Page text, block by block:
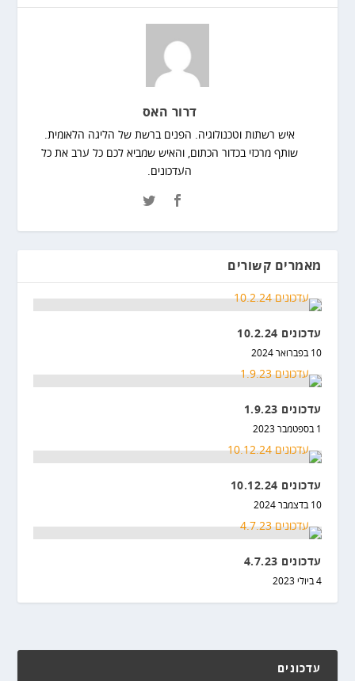
דרור האס
איש רשתות וטכנולוגיה. הפנים ברשת של הליגה הלאומית.
שותף מרכזי בכדור הכתום, והאיש שמביא לכם כל ערב את כל
העדכונים.
מאמרים קשורים
עדכונים 10.2.24
10 בפברואר 2024
עדכונים 1.9.23
1 בספטמבר 2023
עדכונים 10.12.24
10 בדצמבר 2024
עדכונים 4.7.23
4 ביולי 2023
עדכונים